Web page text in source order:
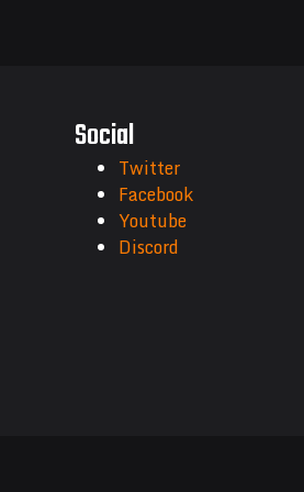
Social
Twitter
Facebook
Youtube
Discord